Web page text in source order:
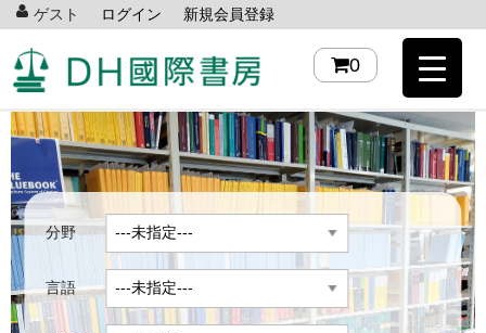
ゲスト ログイン 新規会員登録
0
分野
言語